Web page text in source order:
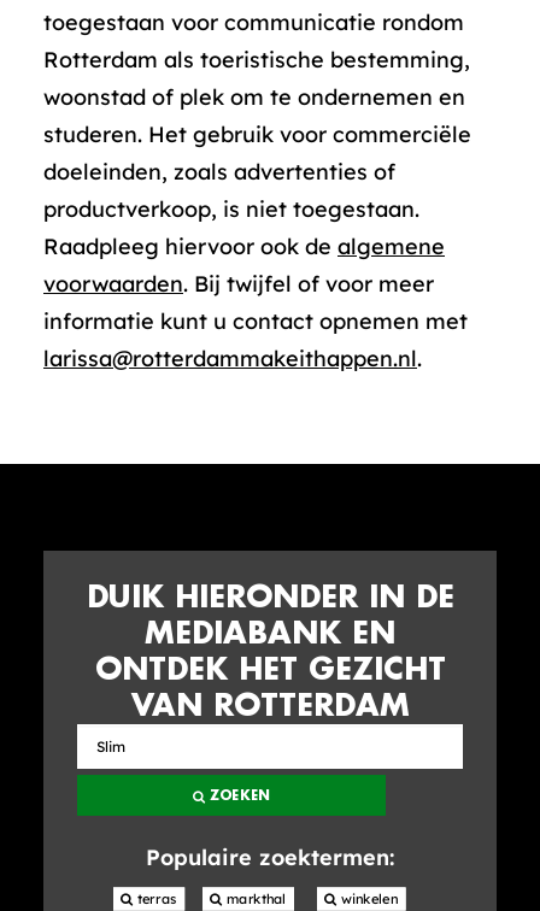
toegestaan voor communicatie rondom
Rotterdam als toeristische bestemming,
woonstad of plek om te ondernemen en
studeren. Het gebruik voor commerciële
doeleinden, zoals advertenties of
productverkoop, is niet toegestaan.
Raadpleeg hiervoor ook de algemene
voorwaarden. Bij twijfel of voor meer
informatie kunt u contact opnemen met
larissa@rotterdammakeithappen.nl.
DUIK HIERONDER IN DE
MEDIABANK EN
ONTDEK HET GEZICHT
VAN ROTTERDAM
Zoek
in
de
mediabank
ZOEKEN
Populaire zoektermen:
terras markthal winkelen